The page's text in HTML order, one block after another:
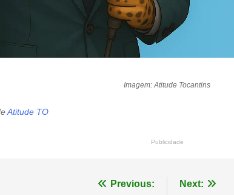
Imagem: Atitude Tocantins
Atitude TO
Publicidade
Previous: Next: